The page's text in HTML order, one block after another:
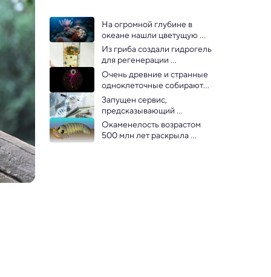
На огромной глубине в
океане нашли цветущую
экосистему — видео
Из гриба создали гидрогель
для регенерации
человеческих тканей
Очень древние и странные
одноклеточные собираются
в подобие эмбриона —
открытие
Запущен сервис,
предсказывающий
предположительное время
жизни
Окаменелость возрастом
500 млн лет раскрыла